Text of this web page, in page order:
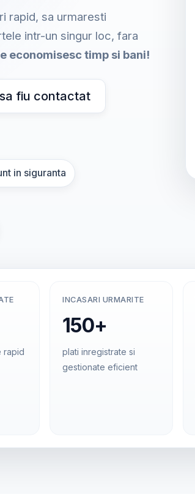
rapid, sa urmaresti
intr-un singur loc, fara
economisesc timp si bani!
fiu contactat
in siguranta
rapid
INCASARI URMARITE
150+
plati inregistrate si
gestionate eficient